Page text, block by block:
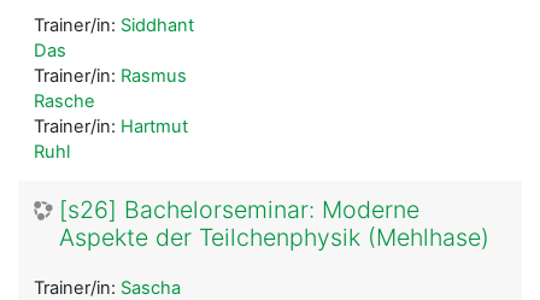
Trainer/in: Siddhant
Das
Trainer/in: Rasmus
Rasche
Trainer/in: Hartmut
Ruhl
[s26] Bachelorseminar: Moderne
Aspekte der Teilchenphysik (Mehlhase)
Trainer/in: Sascha